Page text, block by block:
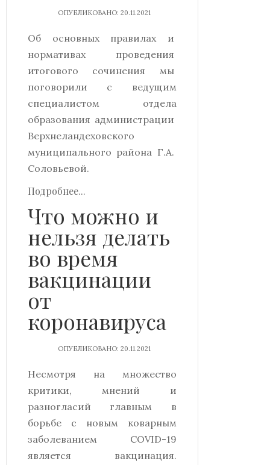
ОПУБЛИКОВАНО: 20.11.2021
Об основных правилах и
нормативах проведения
итогового сочинения мы
поговорили с ведущим
специалистом отдела
образования администрации
Верхнеландеховского
муниципального района Г.А.
Соловьевой.
Подробнее...
Что можно и
нельзя делать
во время
вакцинации
от
коронавируса
ОПУБЛИКОВАНО: 20.11.2021
Несмотря на множество
критики, мнений и
разногласий главным в
борьбе с новым коварным
заболеванием COVID-19
является вакцинация.